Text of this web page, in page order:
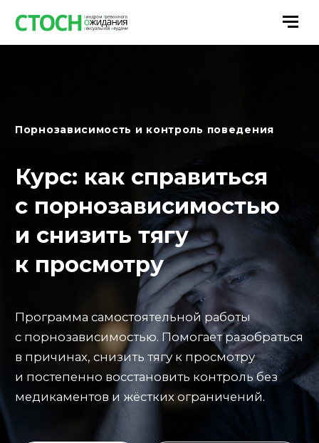
Курс: как справиться
и снизить тягу
к просмотру
ПРОГРАММА КУРСА
Программа самостоятельной работы
с порнозависимостью. Помогает разобраться
в причинах, снизить тягу к просмотру
и постепенно восстановить контроль без
медикаментов и жёстких ограничений.
7
видео уроков
7
техник
3 900 ₽
стоимость